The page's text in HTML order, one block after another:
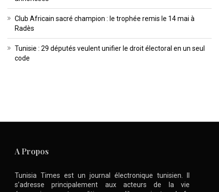
Club Africain sacré champion : le trophée remis le 14 mai à
Radès
Tunisie : 29 députés veulent unifier le droit électoral en un seul
code
A Propos
Tunisia Times est un journal électronique tunisien. Il
s’adresse principalement aux acteurs de la vie